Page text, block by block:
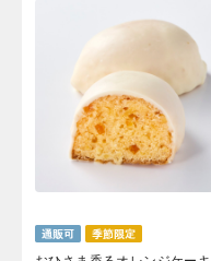
雄大な八ヶ岳山麓の自
る、こだわりのスイー